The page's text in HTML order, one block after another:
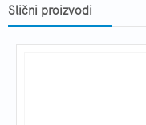
Slični proizvodi